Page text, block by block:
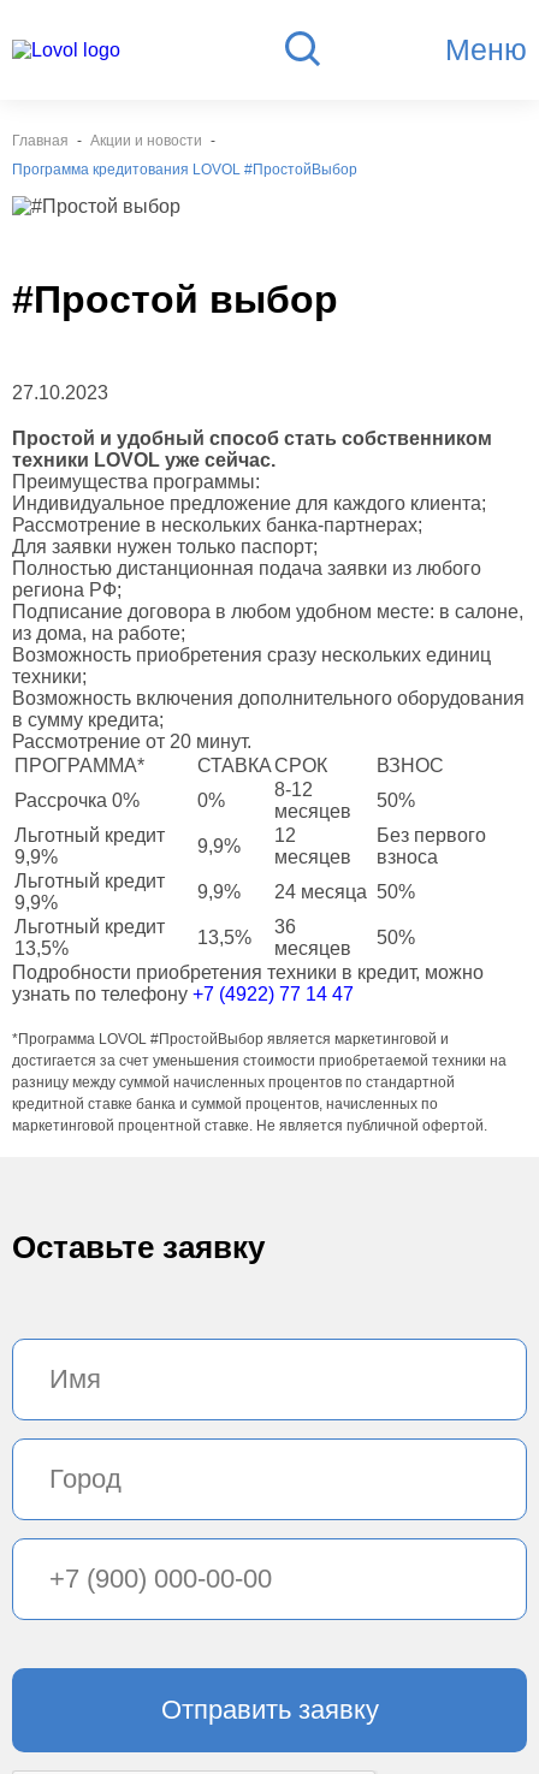
Меню
Главная
Акции и новости
Программа кредитования LOVOL #ПростойВыбор
#Простой выбор
27.10.2023
Простой и удобный способ стать собственником
техники LOVOL уже сейчас.
Преимущества программы:
Индивидуальное предложение для каждого клиента;
Рассмотрение в нескольких банка-партнерах;
Для заявки нужен только паспорт;
Полностью дистанционная подача заявки из любого
региона РФ;
Подписание договора в любом удобном месте: в салоне,
из дома, на работе;
Возможность приобретения сразу нескольких единиц
техники;
Возможность включения дополнительного оборудования
в сумму кредита;
Рассмотрение от 20 минут.
ПРОГРАММА*
СТАВКАСРОК
ВЗНОС
Рассрочка 0%
0%
8-12
месяцев
50%
Льготный кредит
9,9%
9,9%
12
месяцев
Без первого
взноса
Льготный кредит
9,9%
9,9% 24 месяца 50%
Льготный кредит
13,5%
13,5%
36
месяцев
50%
Подробности приобретения техники в кредит, можно
узнать по телефону +7 (4922) 77 14 47
*Программа LOVOL #ПростойВыбор является маркетинговой и
достигается за счет уменьшения стоимости приобретаемой техники на
разницу между суммой начисленных процентов по стандартной
кредитной ставке банка и суммой процентов, начисленных по
маркетинговой процентной ставке. Не является публичной офертой.
Оставьте заявку